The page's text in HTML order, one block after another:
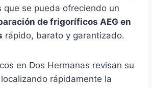
que se pueda ofreciendo un
de frigoríficos AEG en
rápido, barato y garantizado.
en Dos Hermanas revisan su
rápidamente la